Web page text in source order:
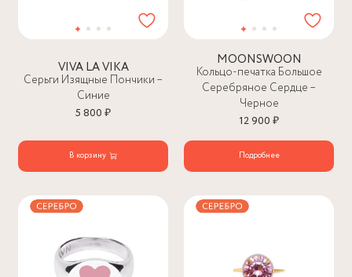
VIVA LA VIKA
Серьги Изящные Пончики –
Синие
5 800 ₽
В корзину
MOONSWOON
Кольцо-печатка Большое
Серебряное Сердце –
Черное
12 900 ₽
Подробнее